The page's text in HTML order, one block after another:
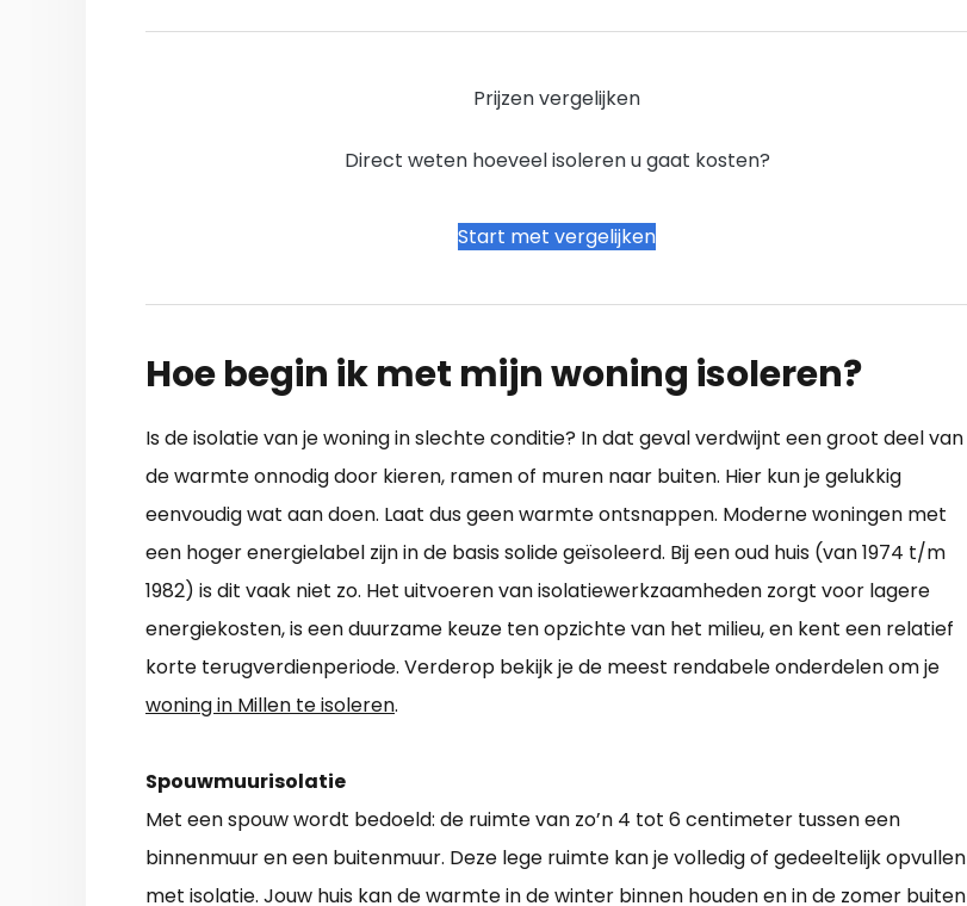
Prijzen vergelijken
Direct weten hoeveel isoleren u gaat kosten?
Start met vergelijken
Hoe begin ik met mijn woning isoleren?
Is de isolatie van je woning in slechte conditie? In dat geval verdwijnt een groot deel van
de warmte onnodig door kieren, ramen of muren naar buiten. Hier kun je gelukkig
eenvoudig wat aan doen. Laat dus geen warmte ontsnappen. Moderne woningen met
een hoger energielabel zijn in de basis solide geïsoleerd. Bij een oud huis (van 1974 t/m
1982) is dit vaak niet zo. Het uitvoeren van isolatiewerkzaamheden zorgt voor lagere
energiekosten, is een duurzame keuze ten opzichte van het milieu, en kent een relatief
korte terugverdienperiode. Verderop bekijk je de meest rendabele onderdelen om je
woning in Millen te isoleren.
Spouwmuurisolatie
Met een spouw wordt bedoeld: de ruimte van zo’n 4 tot 6 centimeter tussen een
binnenmuur en een buitenmuur. Deze lege ruimte kan je volledig of gedeeltelijk opvullen
met isolatie. Jouw huis kan de warmte in de winter binnen houden en in de zomer buiten